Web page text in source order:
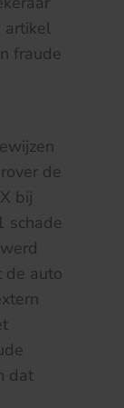
artikel
fraude
de
bij
schade
de auto
dat